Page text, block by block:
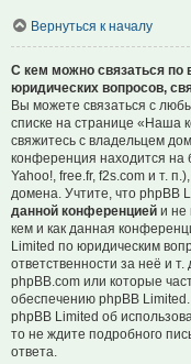
Вернуться к началу
С кем можно связаться по
юридических вопросов,
Вы можете связаться с
списке на странице «Наша
свяжитесь с владельцем
конференция находится на
Yahoo!, free.fr, f2s.com и т.
домена. Учтите, что phpBB
данной конференцией и не
кем и как данная
Limited по юридическим
ответственности за неё и т.
phpBB.com или которые
обеспечению phpBB
phpBB Limited об
то не ждите подробного
ответа.